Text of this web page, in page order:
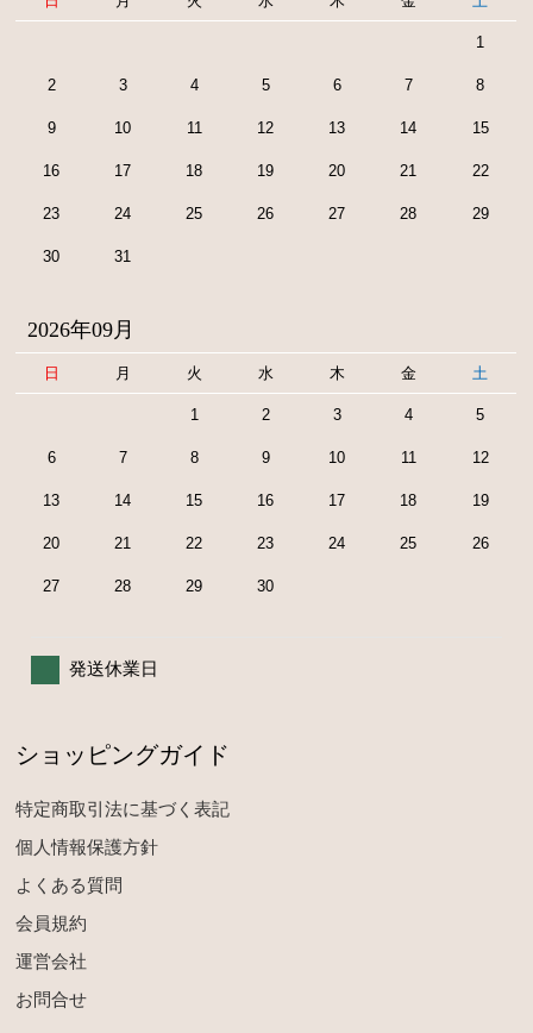
1
2 3 4 5 6 7 8
9 10 11 12 13 14 15
16 17 18 19 20 21 22
23 24 25 26 27 28 29
30 31
2026年09月
日 月 火 水 木 金 土
1 2 3 4 5
6 7 8 9 10 11 12
13 14 15 16 17 18 19
20 21 22 23 24 25 26
27 28 29 30
発送休業日
ショッピングガイド
特定商取引法に基づく表記
個人情報保護方針
よくある質問
会員規約
運営会社
お問合せ